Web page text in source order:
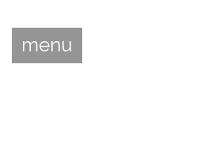
menu